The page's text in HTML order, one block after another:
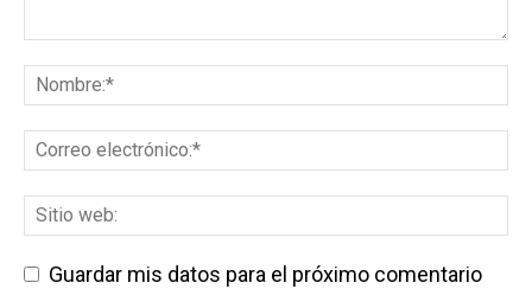
Guardar mis datos para el próximo comentario